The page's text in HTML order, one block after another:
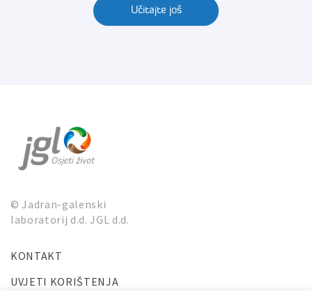
Učitajte još
© Jadran-galenski
laboratorij d.d. JGL d.d.
KONTAKT
UVJETI KORIŠTENJA